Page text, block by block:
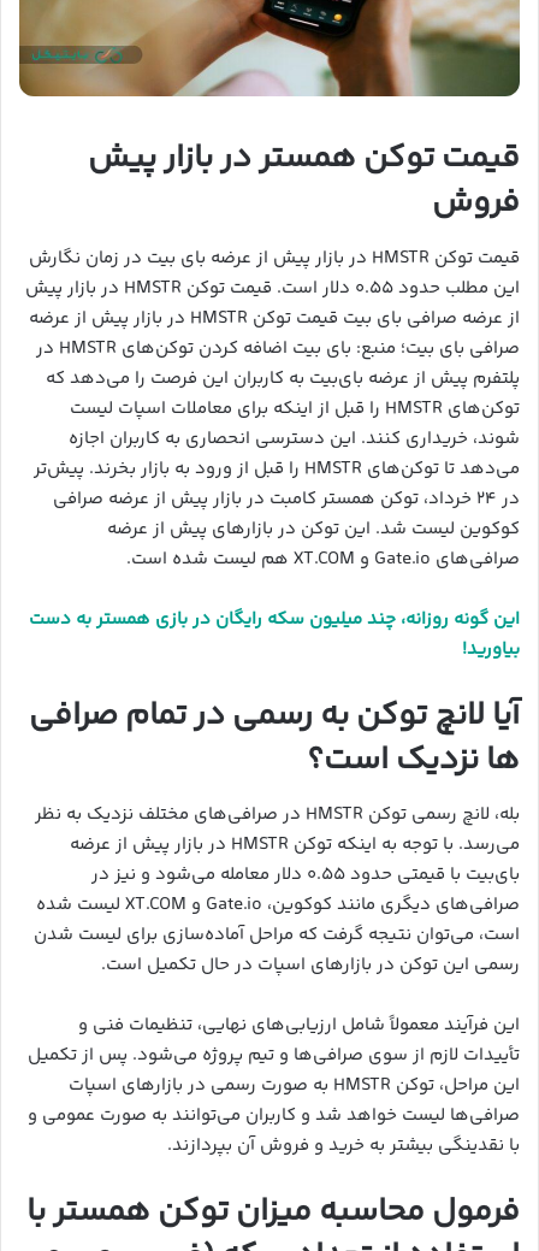
قیمت توکن همستر در بازار پیش
فروش
قیمت توکن HMSTR در بازار پیش از عرضه بای بیت در زمان نگارش
این مطلب حدود ۰.۵۵ دلار است. قیمت توکن HMSTR در بازار پیش
از عرضه صرافی بای بیت قیمت توکن HMSTR در بازار پیش از عرضه
صرافی بای بیت؛ منبع: بای بیت اضافه کردن توکن‌های HMSTR در
پلتفرم پیش از عرضه بای‌بیت به کاربران این فرصت را می‌دهد که
توکن‌های HMSTR را قبل از اینکه برای معاملات اسپات لیست
شوند، خریداری کنند. این دسترسی انحصاری به کاربران اجازه
می‌دهد تا توکن‌های HMSTR را قبل از ورود به بازار بخرند. پیش‌تر
در ۲۴ خرداد، توکن همستر کامبت در بازار پیش از عرضه صرافی
کوکوین لیست شد. این توکن در بازارهای پیش از عرضه
صرافی‌های Gate.io و XT.COM هم لیست شده است.
این گونه روزانه، چند میلیون سکه رایگان در بازی همستر به دست
بیاورید!
آیا لانچ توکن به رسمی در تمام صرافی
ها نزدیک است؟
بله، لانچ رسمی توکن HMSTR در صرافی‌های مختلف نزدیک به نظر
می‌رسد. با توجه به اینکه توکن HMSTR در بازار پیش از عرضه
بای‌بیت با قیمتی حدود ۰.۵۵ دلار معامله می‌شود و نیز در
صرافی‌های دیگری مانند کوکوین، Gate.io و XT.COM لیست شده
است، می‌توان نتیجه گرفت که مراحل آماده‌سازی برای لیست شدن
رسمی این توکن در بازارهای اسپات در حال تکمیل است.
این فرآیند معمولاً شامل ارزیابی‌های نهایی، تنظیمات فنی و
تأییدات لازم از سوی صرافی‌ها و تیم پروژه می‌شود. پس از تکمیل
این مراحل، توکن HMSTR به صورت رسمی در بازارهای اسپات
صرافی‌ها لیست خواهد شد و کاربران می‌توانند به صورت عمومی و
با نقدینگی بیشتر به خرید و فروش آن بپردازند.
فرمول محاسبه میزان توکن همستر با